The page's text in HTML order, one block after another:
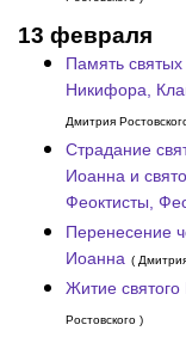
13 февраля
Память святых
Никифора,
Дмитрия
Страдание
Иоанна и
Феоктисты,
Перенесение
Иоанна (
Житие святого
Ростовского )